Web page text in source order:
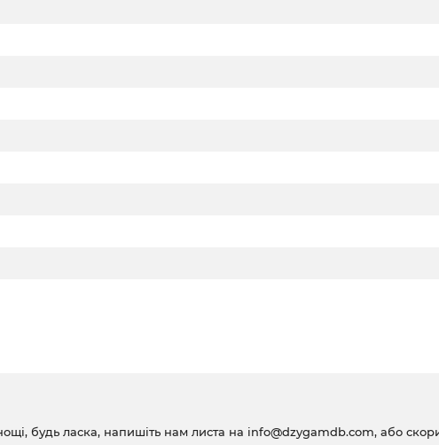
будь ласка, напишіть нам листа на info@dzygamdb.com, або